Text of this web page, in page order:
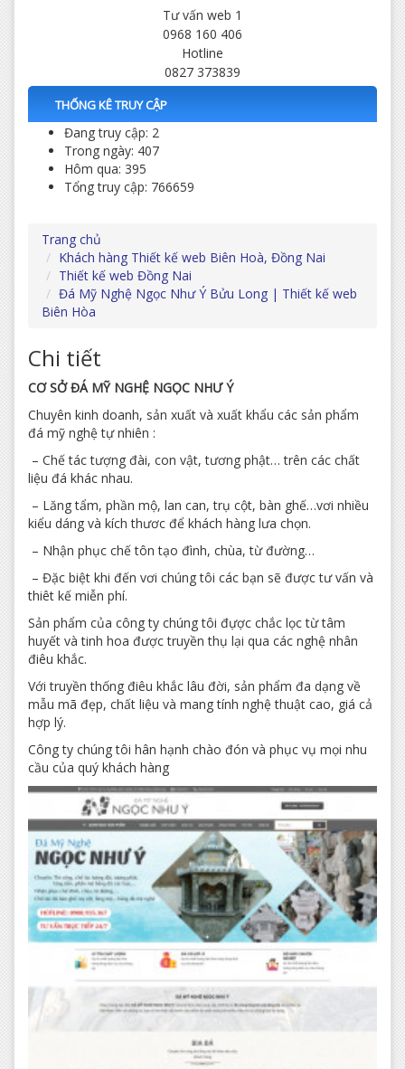
Tư vấn web 1
0968 160 406
Hotline
0827 373839
THỐNG KÊ TRUY CẬP
Đang truy cập: 2
Trong ngày: 407
Hôm qua: 395
Tổng truy cập: 766659
Trang chủ
Khách hàng Thiết kế web Biên Hoà, Đồng Nai
Thiết kế web Đồng Nai
Đá Mỹ Nghệ Ngọc Như Ý Bửu Long | Thiết kế web
Biên Hòa
Chi tiết
CƠ SỞ ĐÁ MỸ NGHỆ NGỌC NHƯ Ý
Chuyên kinh doanh, sản xuất và xuất khẩu các sản phẩm
đá mỹ nghệ tự nhiên :
– Chế tác tượng đài, con vật, tương phật… trên các chất
liệu đá khác nhau.
– Lăng tẩm, phần mộ, lan can, trụ cột, bàn ghế…vơi nhiều
kiểu dáng và kích thươc để khách hàng lưa chọn.
– Nhận phục chế tôn tạo đình, chùa, từ đường…
– Đặc biệt khi đến vơi chúng tôi các bạn sẽ được tư vấn và
thiêt kế miễn phí.
Sản phẩm của công ty chúng tôi đựợc chắc lọc từ tâm
huyết và tinh hoa được truyền thụ lại qua các nghệ nhân
điêu khắc.
Với truyền thống điêu khắc lâu đời, sản phẩm đa dạng về
mẫu mã đẹp, chất liệu và mang tính nghệ thuật cao, giá cả
hợp lý.
Công ty chúng tôi hân hạnh chào đón và phục vụ mọi nhu
cầu của quý khách hàng